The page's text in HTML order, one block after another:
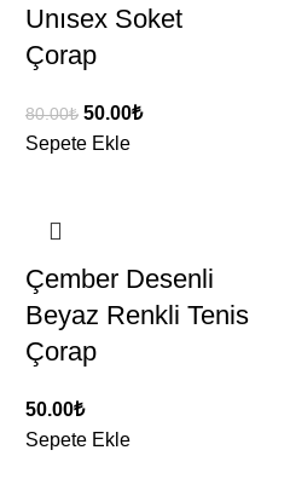
Unısex Soket
Çorap
80.00₺ 50.00₺
Sepete Ekle
Çember Desenli
Beyaz Renkli Tenis
Çorap
50.00₺
Sepete Ekle